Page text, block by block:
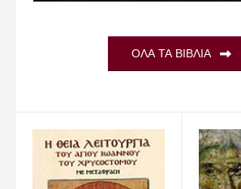
ΟΛΑ ΤΑ ΒΙΒΛΙΑ